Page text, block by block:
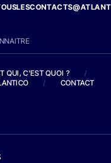
QUI, C'EST QUOI ?
/
/ CONTACT